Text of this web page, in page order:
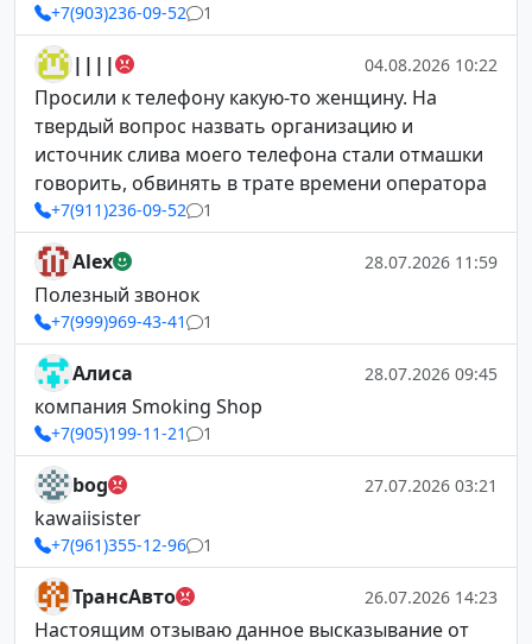
+7(903)236-09-52 1
|||| 04.08.2026 10:22
Просили к телефону какую-то женщину. На
твердый вопрос назвать организацию и
источник слива моего телефона стали отмашки
говорить, обвинять в трате времени оператора
+7(911)236-09-52 1
Alex 28.07.2026 11:59
Полезный звонок
+7(999)969-43-41 1
Алиса 28.07.2026 09:45
компания Smoking Shop
+7(905)199-11-21 1
bog 27.07.2026 03:21
kawaiisister
+7(961)355-12-96 1
ТрансАвто 26.07.2026 14:23
Настоящим отзываю данное высказывание от